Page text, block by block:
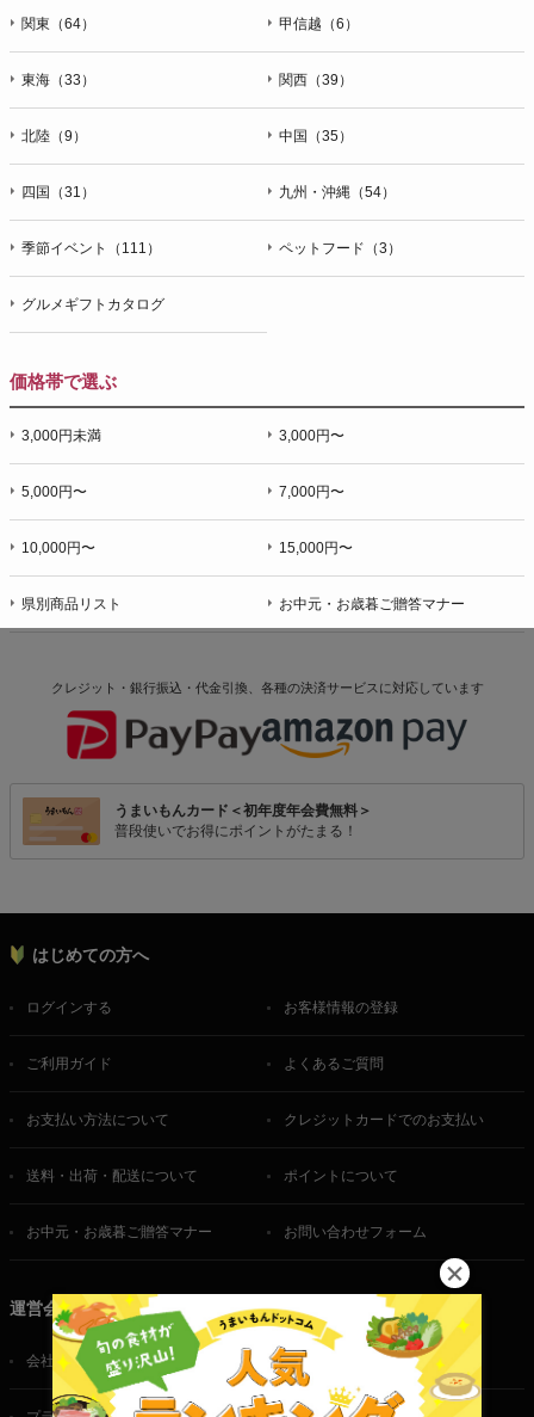
関東（64） 甲信越（6）
東海（33） 関西（39）
北陸（9） 中国（35）
四国（31） 九州・沖縄（54）
季節イベント（111） ペットフード（3）
グルメギフトカタログ
価格帯で選ぶ
3,000円未満 3,000円〜
5,000円〜 7,000円〜
10,000円〜 15,000円〜
県別商品リスト お中元・お歳暮ご贈答マナー
クレジット・銀行振込・代金引換、各種の決済サービスに対応しています
うまいもんカード＜初年度年会費無料＞
普段使いでお得にポイントがたまる！
はじめての方へ
ログインする お客様情報の登録
ご利用ガイド よくあるご質問
お支払い方法について クレジットカードでのお支払い
送料・出荷・配送について ポイントについて
お中元・お歳暮ご贈答マナー お問い合わせフォーム
運営会社
会社概要 ご利用規約